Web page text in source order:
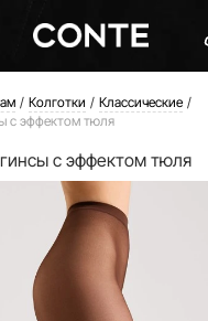
Колготки
Классические
с эффектом тюля
с эффектом тюля